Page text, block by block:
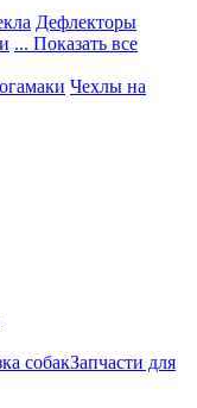
Дефлекторы
... Показать все
Чехлы на
собакЗапчасти для